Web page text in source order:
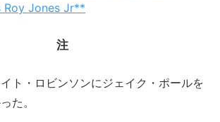
Roy Jones Jr**
注
ト・ロビンソンにジェイク・ポールを
た。